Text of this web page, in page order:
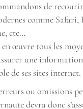
de
comme Safari,
etc…
œuvre tous les
une
de ses sites internet.
ou omissions
devra donc